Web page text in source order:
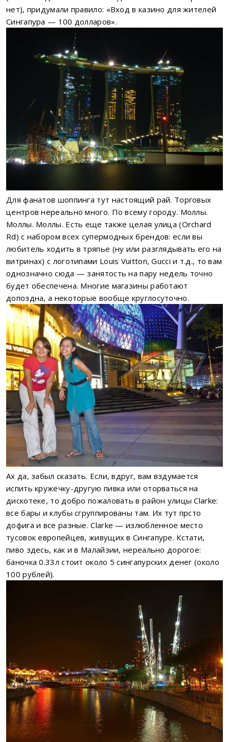
нет), придумали правило: «Вход в казино для жителей
Сингапура — 100 долларов».
Для фанатов шоппинга тут настоящий рай. Торговых
центров нереально много. По всему городу. Моллы.
Моллы. Моллы. Есть еще также целая улица (Orchard
Rd) с набором всех супермодных брендов: если вы
любитель ходить в тряпье (ну или разглядывать его на
витринах) с логотипами Louis Vuitton, Gucci и т.д., то вам
однозначно сюда — занятость на пару недель точно
будет обеспечена. Многие магазины работают
допоздна, а некоторые вообще круглосуточно.
Ах да, забыл сказать. Если, вдруг, вам вздумается
испить кружечку-другую пивка или оторваться на
дискотеке, то добро пожаловать в район улицы Clarke:
все бары и клубы сгруппированы там. Их тут прсто
дофига и все разные. Clarke — излюбленное место
тусовок европейцев, живущих в Сингапуре. Кстати,
пиво здесь, как и в Малайзии, нереально дорогое:
баночка 0.33л стоит около 5 сингапурских денег (около
100 рублей).